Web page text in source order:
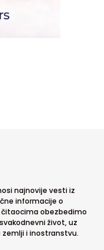
najnovije vesti iz
informacije o
čitaocima obezbedimo
život, uz
zemlji i inostranstvu.